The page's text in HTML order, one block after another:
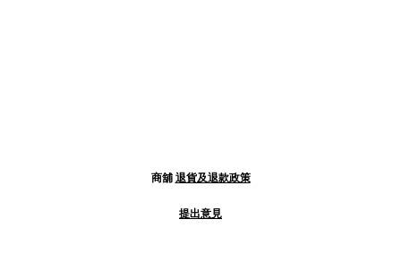
商舖 退貨及退款政策
提出意見